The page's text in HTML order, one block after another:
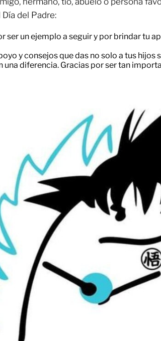
del Padre:
ser un ejemplo a seguir y por brindar tu
y consejos que das no solo a tus hijos
una diferencia. Gracias por ser tan